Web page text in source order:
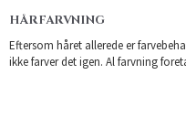
HÅRFARVNING
Eftersom håret allerede er
ikke farver det igen. Al farvning